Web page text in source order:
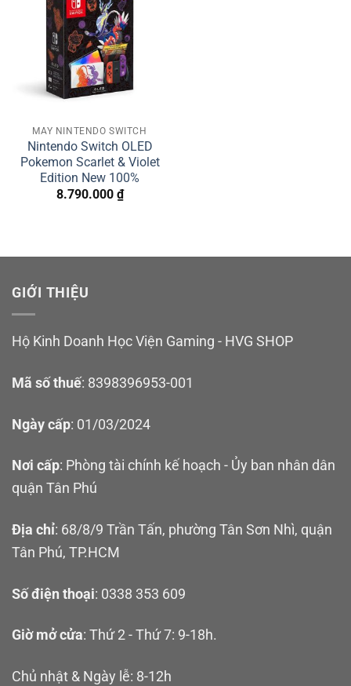
MÁY NINTENDO SWITCH
Nintendo Switch OLED
Pokemon Scarlet & Violet
Edition New 100%
8.790.000 ₫
GIỚI THIỆU
Hộ Kinh Doanh Học Viện Gaming - HVG SHOP
Mã số thuế: 8398396953-001
Ngày cấp: 01/03/2024
Nơi cấp: Phòng tài chính kế hoạch - Ủy ban nhân dân
quận Tân Phú
Địa chỉ: 68/8/9 Trần Tấn, phường Tân Sơn Nhì, quận
Tân Phú, TP.HCM
Số điện thoại: 0338 353 609
Giờ mở cửa: Thứ 2 - Thứ 7: 9-18h.
Chủ nhật & Ngày lễ: 8-12h